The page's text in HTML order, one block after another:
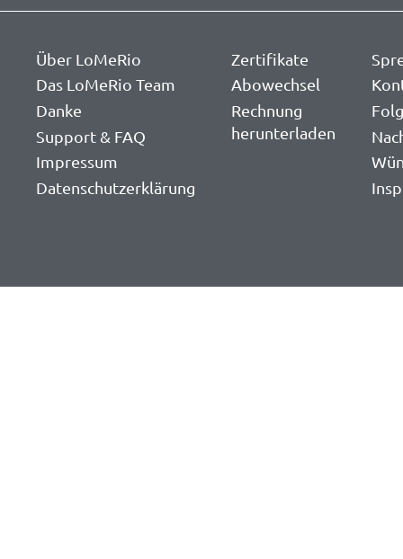
Über LoMeRio
Das LoMeRio Team
Danke
Support & FAQ
Impressum
Datenschutzerklärung
Zertifikate
Abowechsel
Rechnung
herunterladen